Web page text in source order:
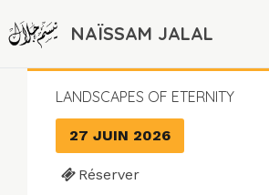
NAÏSSAM JALAL
LANDSCAPES OF ETERNITY
27 JUIN 2026
Réserver